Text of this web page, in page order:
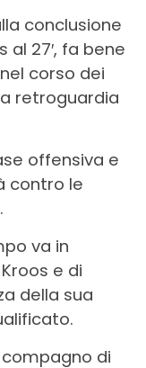
conclusione
al 27′, fa bene
corso dei
retroguardia
offensiva e
contro le
va in
e di
della sua
di